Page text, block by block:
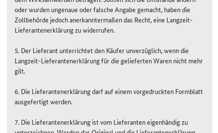
oder wurden ungenaue oder falsche Angabe gemacht, haben die
Zollbehörde jedoch anerkanntermaßen das Recht, eine Langzeit-
Lieferantenerklärung zu widerrufen.
5. Der Lieferant unterrichtet den Käufer unverzüglich, wenn die
Langzeit-Lieferantenerklärung für die gelieferten Waren nicht mehr
gilt.
6. Die Lieferantenerklärung darf auf einem vorgedruckten Formblatt
ausgefertigt werden.
7. Die Lieferantenerklärung ist vom Lieferanten eigenhändig zu